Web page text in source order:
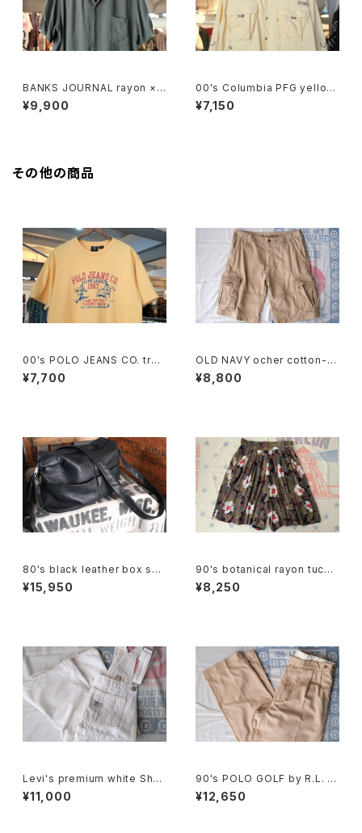
BANKS JOURNAL rayon ×li
nen open-collar Shirt
¥9,900
00's Columbia PFG yellow
-beige nylon Shirt
¥7,150
その他の商品
00's POLO JEANS CO. truc
k and field printed Tee
¥7,700
OLD NAVY ocher cotton-t
will cargo Shorts
¥8,800
80's black leather box sho
ulder Bag w/ tassel accent
¥15,950
90's botanical rayon tucke
d Culottes
¥8,250
Levi's premium white Shor
talls
¥11,000
90's POLO GOLF by R.L. b
eige 2-tuck Pants
¥12,650